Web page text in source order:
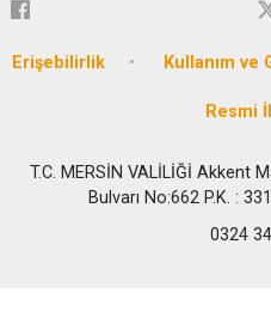
Erişebilirlik Kullanım ve
Resmi
T.C. MERSİN VALİLİĞİ Akkent
Bulvarı No:662 P.K. :
0324